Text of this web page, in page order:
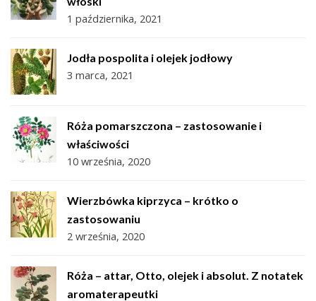
1 października, 2021
Jodła pospolita i olejek jodłowy
3 marca, 2021
Róża pomarszczona – zastosowanie i
właściwości
10 września, 2020
Wierzbówka kiprzyca – krótko o
zastosowaniu
2 września, 2020
Róża – attar, Otto, olejek i absolut. Z notatek
aromaterapeutki